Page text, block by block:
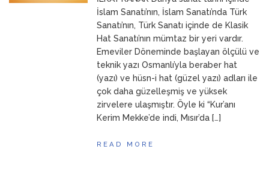
ANNEMİslam Sanatı’nın, İslam Sanatı’nda Türk
Sanatı’nın, Türk Sanatı içinde de Klasik
Hat Sanatı’nın mümtaz bir yeri vardır.
Emeviler Döneminde başlayan ölçülü ve
teknik yazı Osmanlı’yla beraber hat
(yazı) ve hüsn-i hat (güzel yazı) adları ile
çok daha güzelleşmiş ve yüksek
zirvelere ulaşmıştır. Öyle ki “Kur’anı
Kerim Mekke’de indi, Mısır’da […]
READ MORE